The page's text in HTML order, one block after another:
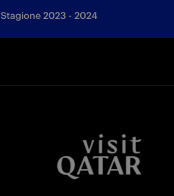
Stagione 2023 - 2024